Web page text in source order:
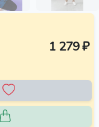
1 279 ₽